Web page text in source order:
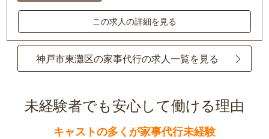
この求人の詳細を見る
神戸市東灘区の家事代行の求人一覧を見る
未経験者でも安心して働ける理由
キャストの多くが家事代行未経験